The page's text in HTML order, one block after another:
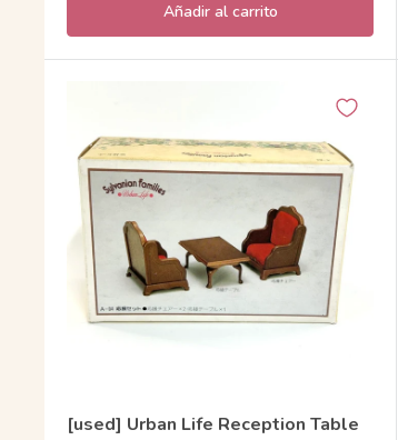
Añadir al carrito
[used] Urban Life Reception Table